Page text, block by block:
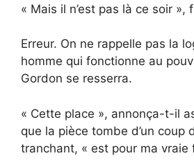
« Mais il n’est pas là ce soir »,
Erreur. On ne rappelle pas la
homme qui fonctionne au
Gordon se resserra.
« Cette place », annonça-t-il
que la pièce tombe d’un coup
tranchant, « est pour ma vraie